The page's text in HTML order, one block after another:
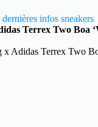
infos sneakers
Terrex Two Boa
Adidas Terrex Two